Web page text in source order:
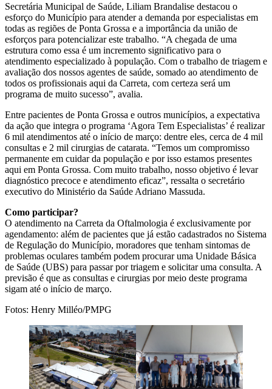
Secretária Municipal de Saúde, Liliam Brandalise destacou o
esforço do Município para atender a demanda por especialistas em
todas as regiões de Ponta Grossa e a importância da união de
esforços para potencializar este trabalho. “A chegada de uma
estrutura como essa é um incremento significativo para o
atendimento especializado à população. Com o trabalho de triagem e
avaliação dos nossos agentes de saúde, somado ao atendimento de
todos os profissionais aqui da Carreta, com certeza será um
programa de muito sucesso”, avalia.
Entre pacientes de Ponta Grossa e outros municípios, a expectativa
da ação que integra o programa ‘Agora Tem Especialistas’ é realizar
6 mil atendimentos até o início de março: dentre eles, cerca de 4 mil
consultas e 2 mil cirurgias de catarata. “Temos um compromisso
permanente em cuidar da população e por isso estamos presentes
aqui em Ponta Grossa. Com muito trabalho, nosso objetivo é levar
diagnóstico precoce e atendimento eficaz”, ressalta o secretário
executivo do Ministério da Saúde Adriano Massuda.
Como participar?
O atendimento na Carreta da Oftalmologia é exclusivamente por
agendamento: além de pacientes que já estão cadastrados no Sistema
de Regulação do Município, moradores que tenham sintomas de
problemas oculares também podem procurar uma Unidade Básica
de Saúde (UBS) para passar por triagem e solicitar uma consulta. A
previsão é que as consultas e cirurgias por meio deste programa
sigam até o início de março.
Fotos: Henry Milléo/PMPG